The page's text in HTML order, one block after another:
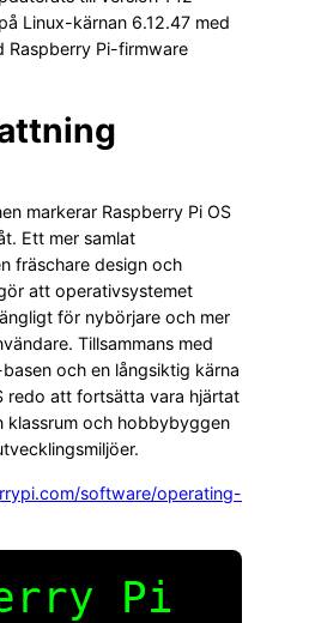
Linux-kärnan 6.12.47 med
Raspberry Pi-firmware
markerar Raspberry Pi OS
Ett mer samlat
fräschare design och
att operativsystemet
för nybörjare och mer
Tillsammans med
och en långsiktig kärna
redo att fortsätta vara hjärtat
klassrum och hobbybyggen
software/operating-
Pi